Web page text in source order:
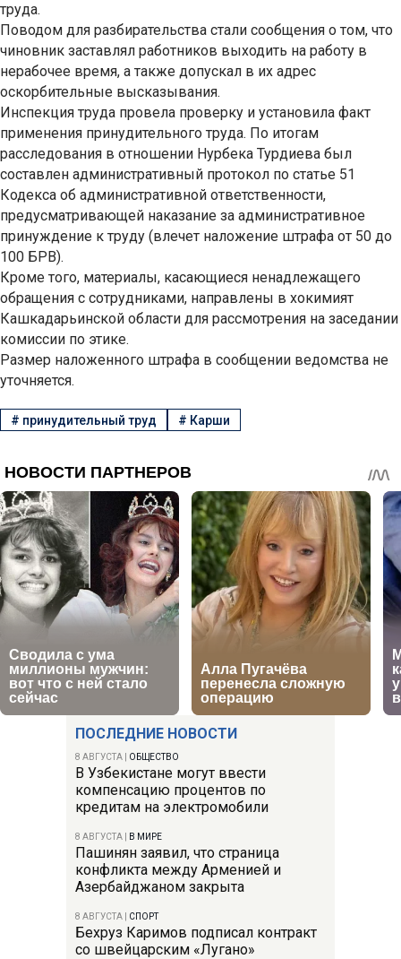
ПОСЛЕДНИЕ НОВОСТИ
8 АВГУСТА ОБЩЕСТВО
В Узбекистане могут ввести
компенсацию процентов по
кредитам на электромобили
8 АВГУСТА В МИРЕ
Пашинян заявил, что страница
конфликта между Арменией и
Азербайджаном закрыта
8 АВГУСТА СПОРТ
Бехруз Каримов подписал контракт
со швейцарским «Лугано»
труда.
Поводом для разбирательства стали сообщения о том, что
чиновник заставлял работников выходить на работу в
нерабочее время, а также допускал в их адрес
оскорбительные высказывания.
Инспекция труда провела проверку и установила факт
применения принудительного труда. По итогам
расследования в отношении Нурбека Турдиева был
составлен административный протокол по статье 51
Кодекса об административной ответственности,
предусматривающей наказание за административное
принуждение к труду (влечет наложение штрафа от 50 до
100 БРВ).
Кроме того, материалы, касающиеся ненадлежащего
обращения с сотрудниками, направлены в хокимият
Кашкадарьинской области для рассмотрения на заседании
комиссии по этике.
Размер наложенного штрафа в сообщении ведомства не
уточняется.
# принудительный труд # Карши